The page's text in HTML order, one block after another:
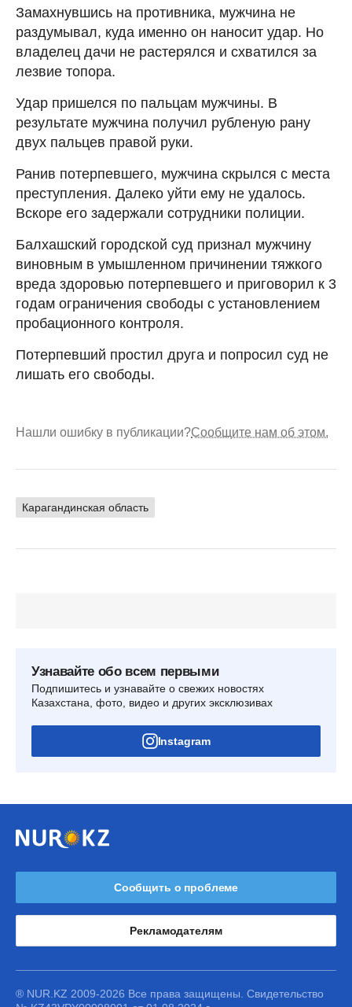
Замахнувшись на противника, мужчина не
раздумывал, куда именно он наносит удар. Но
владелец дачи не растерялся и схватился за
лезвие топора.
Удар пришелся по пальцам мужчины. В
результате мужчина получил рубленую рану
двух пальцев правой руки.
Ранив потерпевшего, мужчина скрылся с места
преступления. Далеко уйти ему не удалось.
Вскоре его задержали сотрудники полиции.
Балхашский городской суд признал мужчину
виновным в умышленном причинении тяжкого
вреда здоровью потерпевшего и приговорил к 3
годам ограничения свободы с установлением
пробационного контроля.
Потерпевший простил друга и попросил суд не
лишать его свободы.
Нашли ошибку в публикации?Сообщите нам об этом.
Карагандинская область
Узнавайте обо всем первыми
Подпишитесь и узнавайте о свежих новостях
Казахстана, фото, видео и других эксклюзивах
Instagram
Сообщить о проблеме
Рекламодателям
® NUR.KZ 2009-2026 Все права защищены. Свидетельство